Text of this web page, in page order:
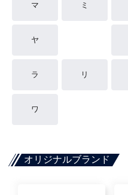
マ ミ
ヤ
ラ リ
ワ
オリジナルブランド